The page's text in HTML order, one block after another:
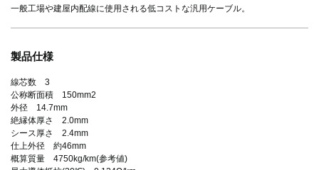
一般工場や建屋内配線に使用される低コストな汎用ケーブル。
製品仕様
線芯数 3
公称断面積 150mm2
外径 14.7mm
絶縁体厚さ 2.0mm
シース厚さ 2.4mm
仕上外径 約46mm
概算質量 4750kg/km(参考値)